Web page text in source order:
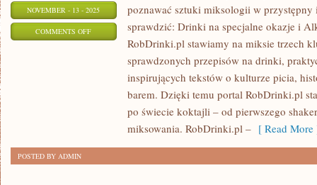
NOVEMBER - 13 - 2025
COMMENTS OFFON
poznawać sztuki miksologii w przystępny
sprawdzić: Drinki na specjalne okazje i
RobDrinki.pl stawiamy na miksie trzech
sprawdzonych przepisów na drinki,
inspirujących tekstów o kulturze picia,
barem. Dzięki temu portal RobDrinki.pl
po świecie koktajli – od pierwszego
miksowania. RobDrinki.pl – [ Read More
POSTED BY ADMIN